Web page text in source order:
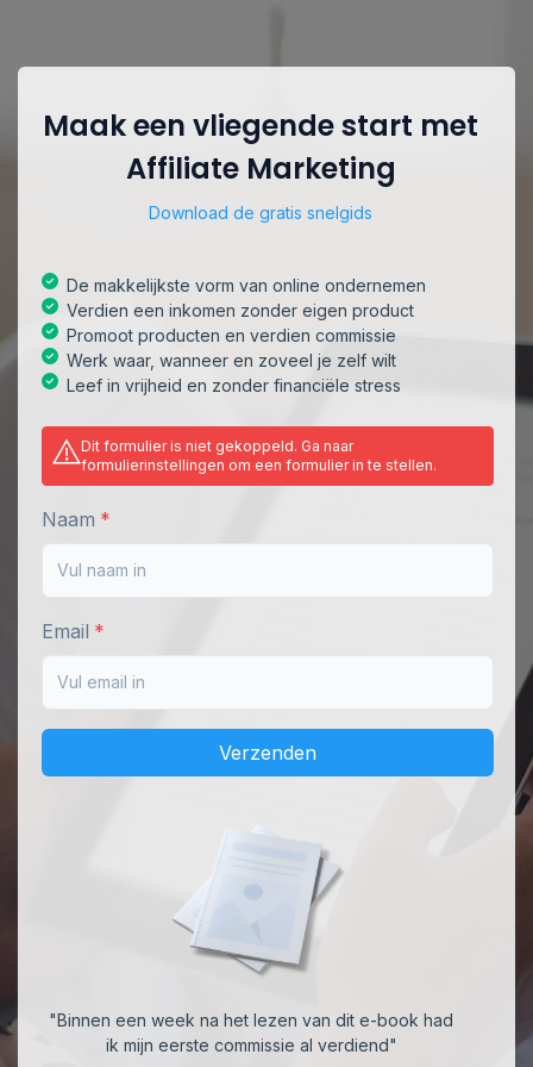
Maak een vliegende start met
Affiliate Marketing
Download de gratis snelgids
De makkelijkste vorm van online ondernemen
Verdien een inkomen zonder eigen product
Promoot producten en verdien commissie
Werk waar, wanneer en zoveel je zelf wilt
Leef in vrijheid en zonder financiële stress
Dit formulier is niet gekoppeld. Ga naar
formulierinstellingen om een formulier in te stellen.
Naam
Email
Verzenden
"Binnen een week na het lezen van dit e-book had
ik mijn eerste commissie al verdiend"